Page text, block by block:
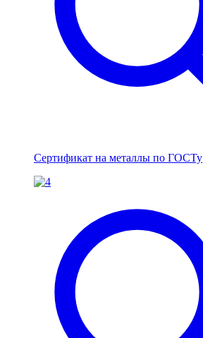
Сертификат на металлы по ГОСТу